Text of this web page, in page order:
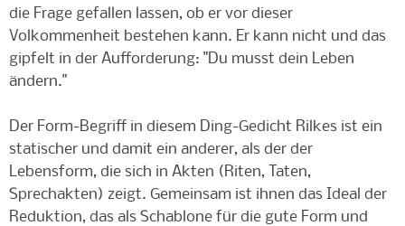
die Frage gefallen lassen, ob er vor dieser
Volkommenheit bestehen kann. Er kann nicht und das
gipfelt in der Aufforderung: "Du musst dein Leben
ändern."
Der Form-Begriff in diesem Ding-Gedicht Rilkes ist ein
statischer und damit ein anderer, als der der
Lebensform, die sich in Akten (Riten, Taten,
Sprechakten) zeigt. Gemeinsam ist ihnen das Ideal der
Reduktion, das als Schablone für die gute Form und